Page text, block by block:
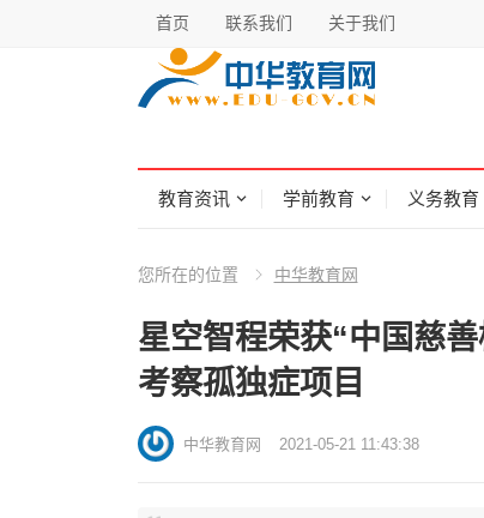
首页 联系我们 关于我们
教育资讯 学前教育 义务教育
您所在的位置 中华教育网
星空智程荣获“中国慈
考察孤独症项目
中华教育网 2021-05-21 11:43:38